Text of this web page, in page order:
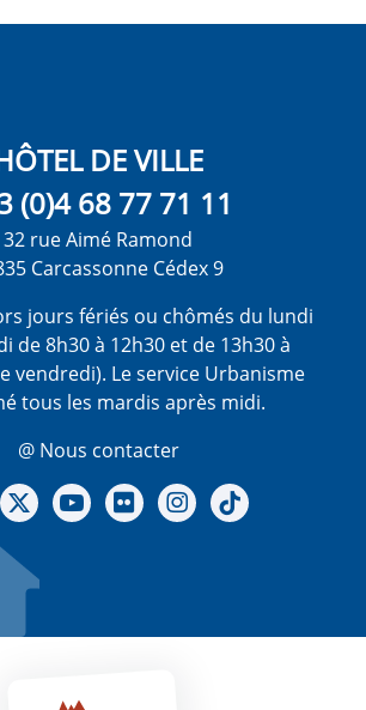
DE VILLE
(0)4 68 77 71 11
32 rue Aimé Ramond
Carcassonne Cédex 9
jours fériés ou chômés du lundi
de 8h30 à 12h30 et de 13h30 à
vendredi). Le service Urbanisme
tous les mardis après midi.
@ Nous contacter
Notre Facebook
Notre X - (twitter)
Notre chaine Youtube
Notre Gallerie sur Flickr
Notre Instagram